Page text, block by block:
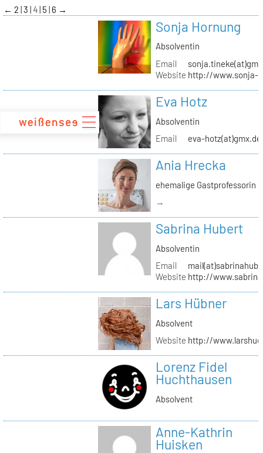
zum
Inhalt
← 2 3 4 5 6 →
Sonja Hornung
Absolventin
Email
Website http://www.sonja-
Eva Hotz
Absolventin
Email
eva-hotz(at)gmx.de
Ania Hrecka
ehemalige Gastprofessorin
→
Sabrina Hubert
Absolventin
Email
Website http://
Lars Hübner
Absolvent
Website http://
Lorenz Fidel
Huchthausen
Absolvent
Anne-Kathrin
Huisken